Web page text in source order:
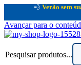
💨 Verão sem
Avançar para o
Pesquisar produtos...